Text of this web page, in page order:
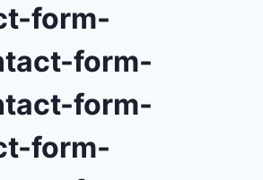
form-
form-
form-
form-